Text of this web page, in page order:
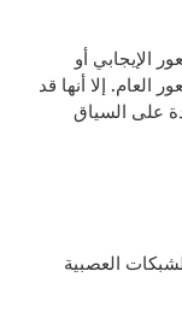
الإيجابي أو
العام. إلا أنها قد
على السياق
العصبية